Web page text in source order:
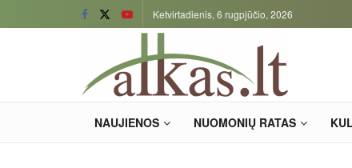
Ketvirtadienis, 6 rugpjūčio, 2026
NAUJIENOS NUOMONIŲ RATAS